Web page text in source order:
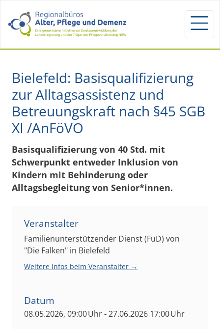
Bielefeld: Basisqualifizierung
zur Alltagsassistenz und
Betreuungskraft nach §45 SGB
XI /AnFöVO
Basisqualifizierung von 40 Std. mit
Schwerpunkt entweder Inklusion von
Kindern mit Behinderung oder
Alltagsbegleitung von Senior*innen.
Veranstalter
Familienunterstützender Dienst (FuD) von
"Die Falken" in Bielefeld
Weitere Infos beim Veranstalter →
Datum
08.05.2026, 09:00 Uhr - 27.06.2026 17:00 Uhr